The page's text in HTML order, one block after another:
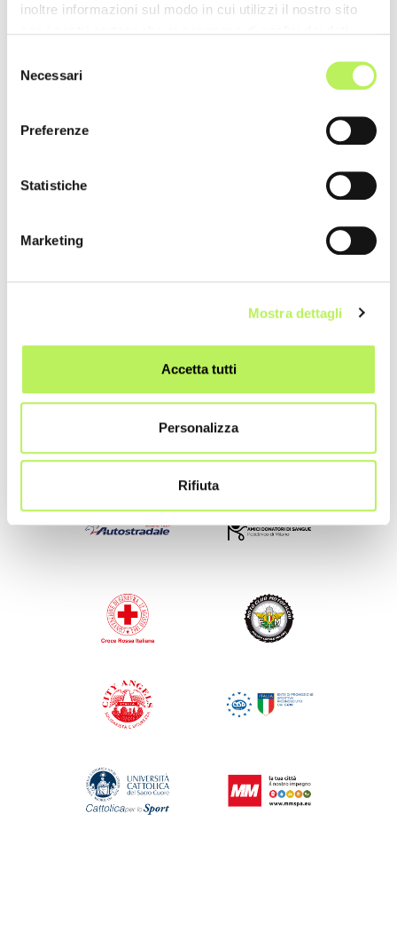
inoltre informazioni sul modo in cui utilizzi il nostro sito
combinarle con altre informazioni che hai fornito loro o
delNecessari
Preferenze
Statistiche
Marketing
Mostra dettagli
Accetta tutti
Personalizza
Rifiuta
Partnerships